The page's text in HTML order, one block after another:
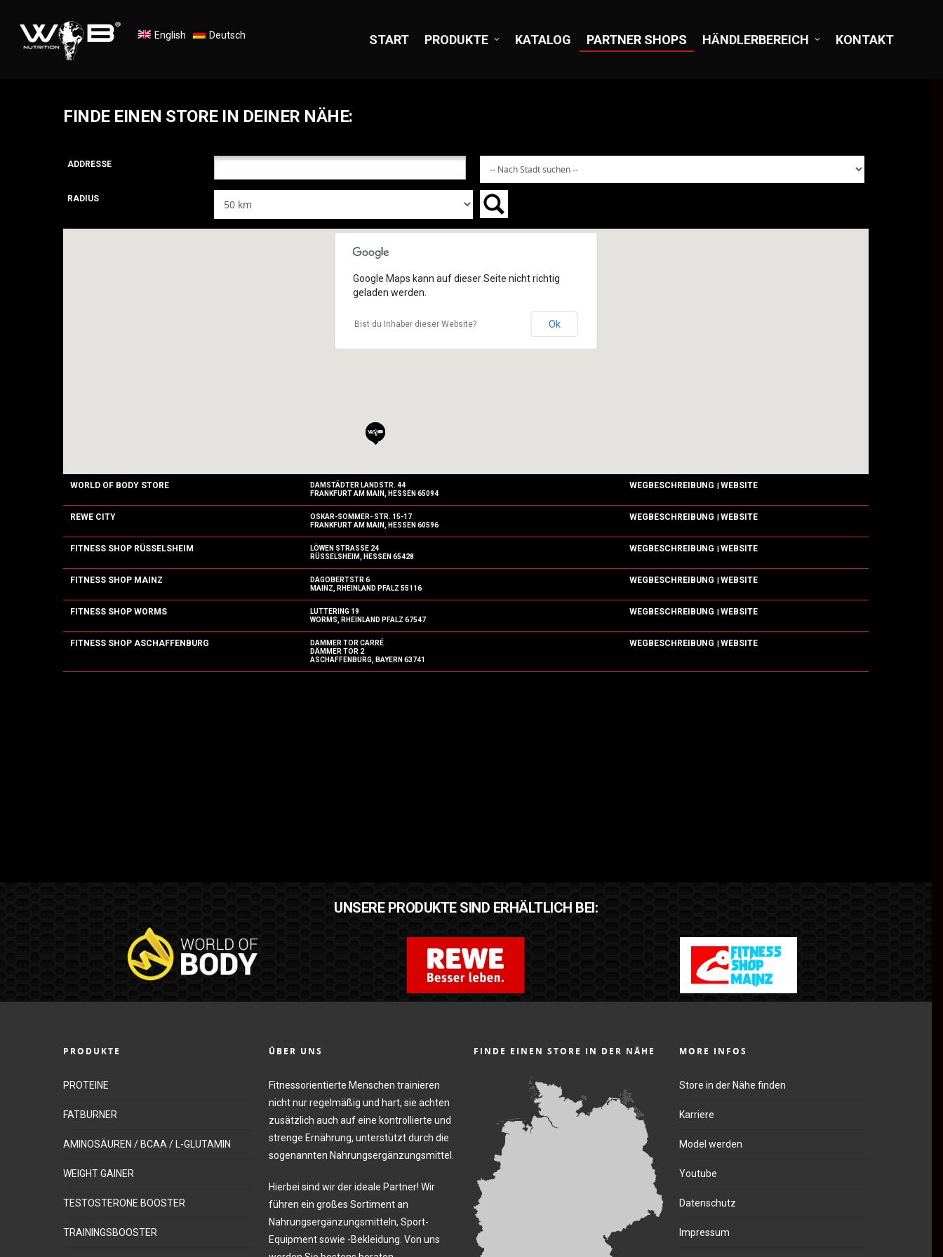
English Deutsch START PRODUKTE KATALOG PARTNER SHOPS HÄNDLERBEREICH KONTAKT
FINDE EINEN STORE IN DEINER NÄHE:
ADDRESSE
RADIUS
Google Maps kann auf dieser Seite nicht richtig
geladen werden.
Bist du Inhaber dieser Website? Ok
WORLD OF BODY STORE
DAMSTÄDTER LANDSTR. 44
FRANKFURT AM MAIN, HESSEN 65094
WEGBESCHREIBUNG WEBSITE
REWE CITY
OSKAR-SOMMER- STR. 15-17
FRANKFURT AM MAIN, HESSEN 60596
WEGBESCHREIBUNG WEBSITE
FITNESS SHOP RÜSSELSHEIM
LÖWEN STRASSE 24
RÜSSELSHEIM, HESSEN 65428
WEGBESCHREIBUNG WEBSITE
FITNESS SHOP MAINZ
DAGOBERTSTR 6
MAINZ, RHEINLAND PFALZ 55116
WEGBESCHREIBUNG WEBSITE
FITNESS SHOP WORMS
LUTTERING 19
WORMS, RHEINLAND PFALZ 67547
WEGBESCHREIBUNG WEBSITE
FITNESS SHOP ASCHAFFENBURG
DAMMER TOR CARRÉ
DÄMMER TOR 2
ASCHAFFENBURG, BAYERN 63741
WEGBESCHREIBUNG WEBSITE
UNSERE PRODUKTE SIND ERHÄLTLICH BEI:
PRODUKTE
PROTEINE
FATBURNER
AMINOSÄUREN / BCAA / L-GLUTAMIN
WEIGHT GAINER
TESTOSTERONE BOOSTER
TRAININGSBOOSTER
ÜBER UNS
Fitnessorientierte Menschen trainieren
nicht nur regelmäßig und hart, sie achten
zusätzlich auch auf eine kontrollierte und
strenge Ernährung, unterstützt durch die
sogenannten Nahrungsergänzungsmittel.
Hierbei sind wir der ideale Partner! Wir
führen ein großes Sortiment an
Nahrungsergänzungsmitteln, Sport-
Equipment sowie -Bekleidung. Von uns
FINDE EINEN STORE IN DER NÄHE MORE INFOS
Store in der Nähe finden
Karriere
Model werden
Youtube
Datenschutz
Impressum